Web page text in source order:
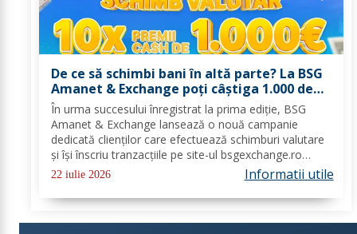
De ce să schimbi bani în altă parte? La BSG
Amanet & Exchange poți câștiga 1.000 de
euro cash!
În urma succesului înregistrat la prima ediție, BSG
Amanet & Exchange lansează o nouă campanie
dedicată clienților care efectuează schimburi valutare
și își înscriu tranzacțiile pe site-ul bsgexchange.ro
Operațiunile pot fi realizate în agenții în perioada 20
22 iulie 2026 Informatii utile